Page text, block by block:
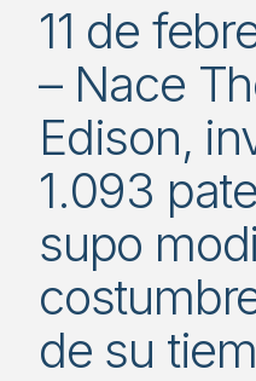
11 de
– Nace
Edison,
1.093
supo
de su